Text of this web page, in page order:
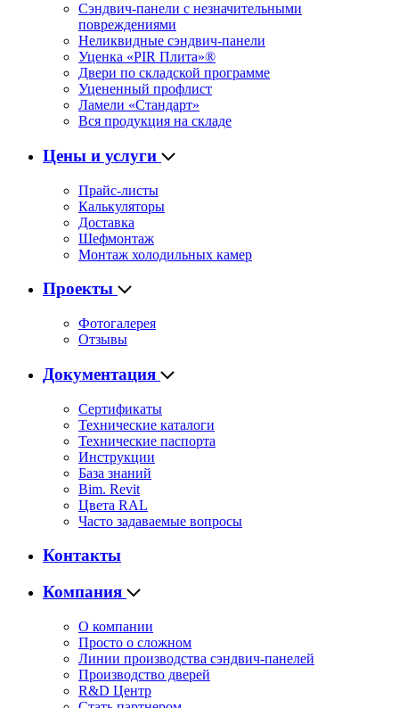
Сэндвич-панели с незначительными
повреждениями
Неликвидные сэндвич-панели
Уценка «PIR Плита»®
Двери по складской программе
Уцененный профлист
Ламели «Стандарт»
Вся продукция на складе
Цены и услуги
Прайс-листы
Калькуляторы
Доставка
Шефмонтаж
Монтаж холодильных камер
Проекты
Фотогалерея
Отзывы
Документация
Сертификаты
Технические каталоги
Технические паспорта
Инструкции
База знаний
Bim. Revit
Цвета RAL
Часто задаваемые вопросы
Контакты
Компания
О компании
Просто о сложном
Линии производства сэндвич-панелей
Производство дверей
R&D Центр